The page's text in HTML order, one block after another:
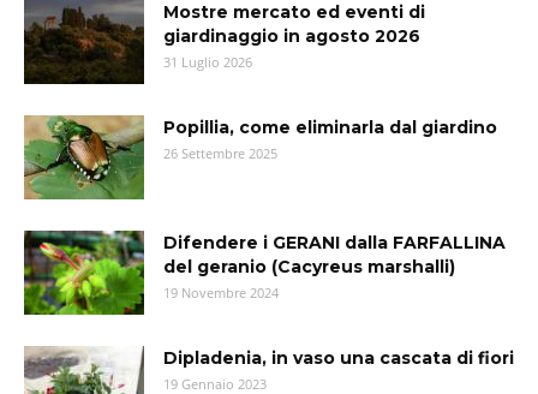
Mostre mercato ed eventi di
giardinaggio in agosto 2026
31 Luglio 2026
Popillia, come eliminarla dal giardino
26 Settembre 2025
Difendere i GERANI dalla FARFALLINA
del geranio (Cacyreus marshalli)
19 Novembre 2024
Dipladenia, in vaso una cascata di fiori
19 Gennaio 2023